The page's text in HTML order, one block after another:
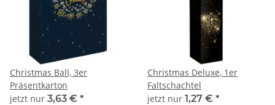
Christmas Ball, 3er
Präsentkarton
jetzt nur 3,63 € *
Christmas Deluxe, 1er
Faltschachtel
jetzt nur 1,27 € *